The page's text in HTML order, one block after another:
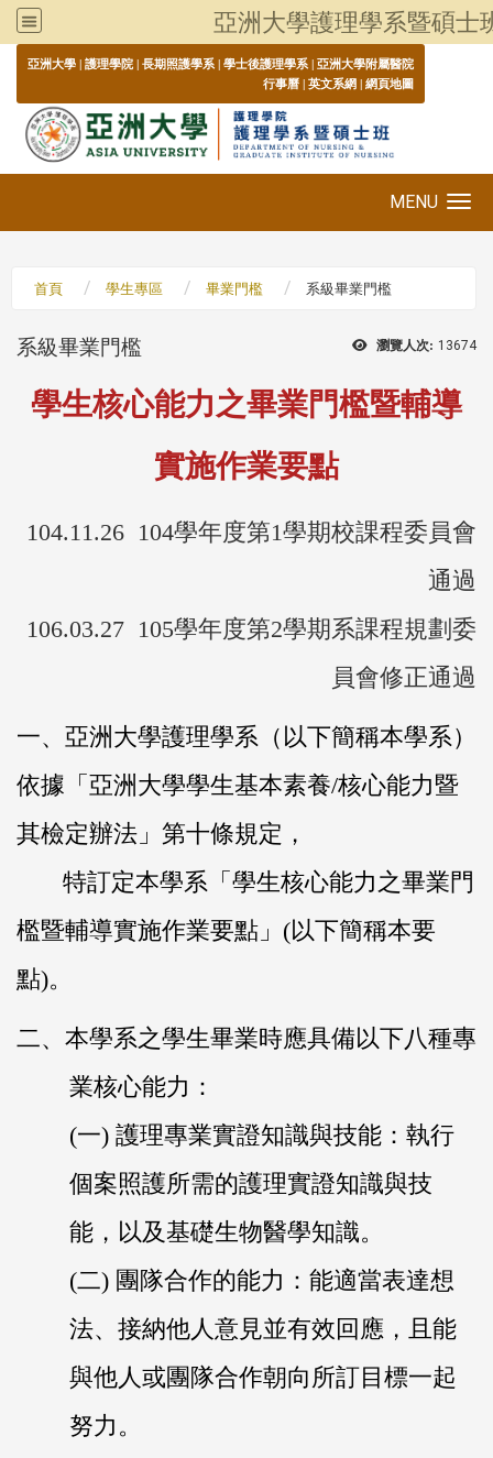
亞洲大學護理學系暨碩士
亞洲大學 | 護理學院 | 長期照護學系 | 學士後護理學系 | 亞洲大學附屬醫院
行事曆 | 英文系網 | 網頁地圖
MENU
首頁 學生專區 畢業門檻 系級畢業門檻
瀏覽人次: 13674
系級畢業門檻
學生核心能力之畢業門檻暨輔導
實施作業要點
104.11.26 104學年度第1學期校課程委員會
通過
106.03.27 105學年度第2學期系課程規劃委
員會修正通過
一、亞洲大學護理學系（以下簡稱本學系）
依據「亞洲大學學生基本素養/核心能力暨
其檢定辦法」第十條規定，
特訂定本學系「學生核心能力之畢業門
檻暨輔導實施作業要點」(以下簡稱本要
點)。
二、本學系之學生畢業時應具備以下八種專
業核心能力：
(一) 護理專業實證知識與技能：執行
個案照護所需的護理實證知識與技
能，以及基礎生物醫學知識。
(二) 團隊合作的能力：能適當表達想
法、接納他人意見並有效回應，且能
與他人或團隊合作朝向所訂目標一起
努力。